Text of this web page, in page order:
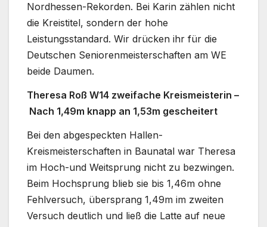
Nordhessen-Rekorden. Bei Karin zählen nicht
die Kreistitel, sondern der hohe
Leistungsstandard. Wir drücken ihr für die
Deutschen Seniorenmeisterschaften am WE
beide Daumen.
Theresa Roß W14 zweifache Kreismeisterin –
Nach 1,49m knapp an 1,53m gescheitert
Bei den abgespeckten Hallen-
Kreismeisterschaften in Baunatal war Theresa
im Hoch-und Weitsprung nicht zu bezwingen.
Beim Hochsprung blieb sie bis 1,46m ohne
Fehlversuch, übersprang 1,49m im zweiten
Versuch deutlich und ließ die Latte auf neue